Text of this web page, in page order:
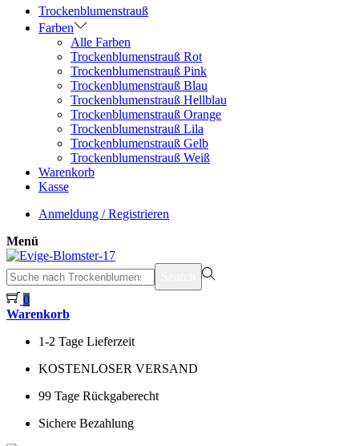
Trockenblumenstrauß
Farben
Alle Farben
Trockenblumenstrauß Rot
Trockenblumenstrauß Pink
Trockenblumenstrauß Blau
Trockenblumenstrauß Hellblau
Trockenblumenstrauß Orange
Trockenblumenstrauß Lila
Trockenblumenstrauß Gelb
Trockenblumenstrauß Weiß
Warenkorb
Kasse
Anmeldung / Registrieren
Menü
suchen
nach>
0
Warenkorb
1-2 Tage Lieferzeit
KOSTENLOSER VERSAND
99 Tage Rückgaberecht
Sichere Bezahlung